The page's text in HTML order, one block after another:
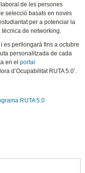
de les persones
selecció basats en noves
per a potenciar la
de networking.
es perllongarà fins a octubre
personalitzada de cada
en elportal
d’Ocupabilitat RUTA 5.0’.
RUTA 5.0